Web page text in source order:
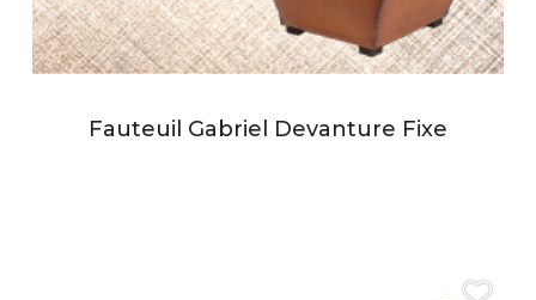
Fauteuil Gabriel Devanture Fixe